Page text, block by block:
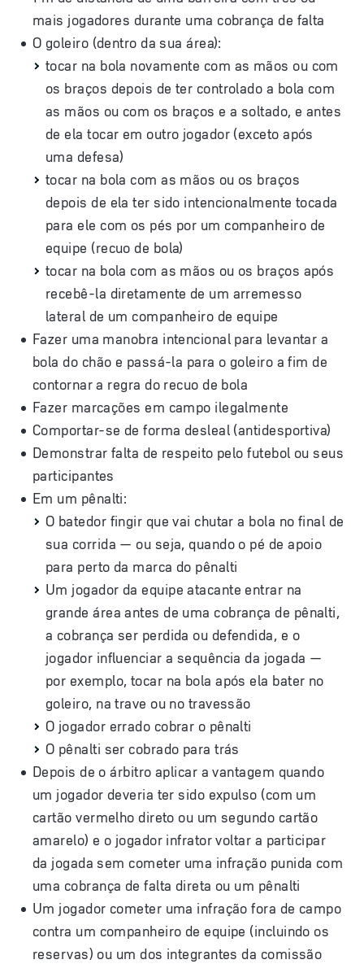
mais jogadores durante uma cobrança de falta
O goleiro (dentro da sua área):
tocar na bola novamente com as mãos ou com
os braços depois de ter controlado a bola com
as mãos ou com os braços e a soltado, e antes
de ela tocar em outro jogador (exceto após
uma defesa)
tocar na bola com as mãos ou os braços
depois de ela ter sido intencionalmente tocada
para ele com os pés por um companheiro de
equipe (recuo de bola)
tocar na bola com as mãos ou os braços após
recebê-la diretamente de um arremesso
lateral de um companheiro de equipe
Fazer uma manobra intencional para levantar a
bola do chão e passá-la para o goleiro a fim de
contornar a regra do recuo de bola
Fazer marcações em campo ilegalmente
Comportar-se de forma desleal (antidesportiva)
Demonstrar falta de respeito pelo futebol ou seus
participantes
Em um pênalti:
O batedor fingir que vai chutar a bola no final de
sua corrida — ou seja, quando o pé de apoio
para perto da marca do pênalti
Um jogador da equipe atacante entrar na
grande área antes de uma cobrança de pênalti,
a cobrança ser perdida ou defendida, e o
jogador influenciar a sequência da jogada —
por exemplo, tocar na bola após ela bater no
goleiro, na trave ou no travessão
O jogador errado cobrar o pênalti
O pênalti ser cobrado para trás
Depois de o árbitro aplicar a vantagem quando
um jogador deveria ter sido expulso (com um
cartão vermelho direto ou um segundo cartão
amarelo) e o jogador infrator voltar a participar
da jogada sem cometer uma infração punida com
uma cobrança de falta direta ou um pênalti
Um jogador cometer uma infração fora de campo
contra um companheiro de equipe (incluindo os
reservas) ou um dos integrantes da comissão